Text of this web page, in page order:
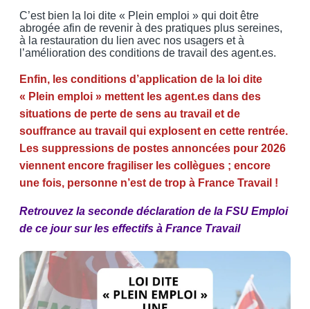
C’est bien la loi dite « Plein emploi » qui doit être
abrogée afin de revenir à des pratiques plus sereines,
à la restauration du lien avec nos usagers et à
l’amélioration des conditions de travail des agent.es.
Enfin, les conditions d’application de la loi dite
« Plein emploi » mettent les agent.es dans des
situations de perte de sens au travail et de
souffrance au travail qui explosent en cette rentrée.
Les suppressions de postes annoncées pour 2026
viennent encore fragiliser les collègues ; encore
une fois, personne n’est de trop à France Travail !
Retrouvez la seconde déclaration de la FSU Emploi
de ce jour sur les effectifs à France Travail